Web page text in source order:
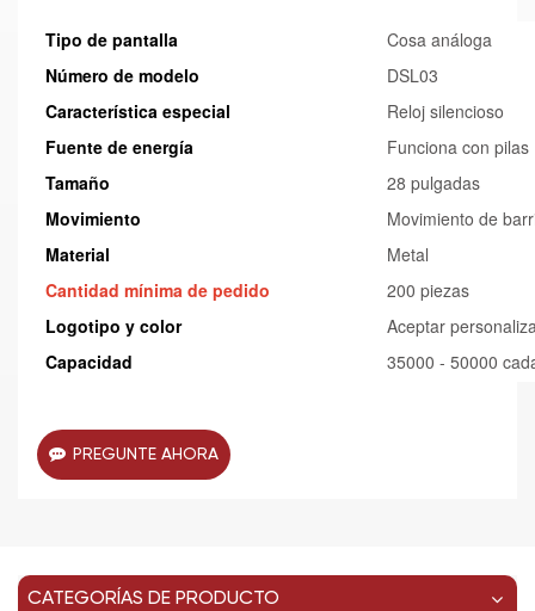
Tipo de pantalla
Cosa análoga
Número de modelo
DSL03
Característica especial
Reloj silencioso
Fuente de energía
Funciona con pilas
Tamaño
28 pulgadas
Movimiento
Movimiento de
Material
Metal
Cantidad mínima de pedido
200 piezas
Logotipo y color
Aceptar
Capacidad
35000 - 50000
PREGUNTE AHORA
CATEGORÍAS DE PRODUCTO